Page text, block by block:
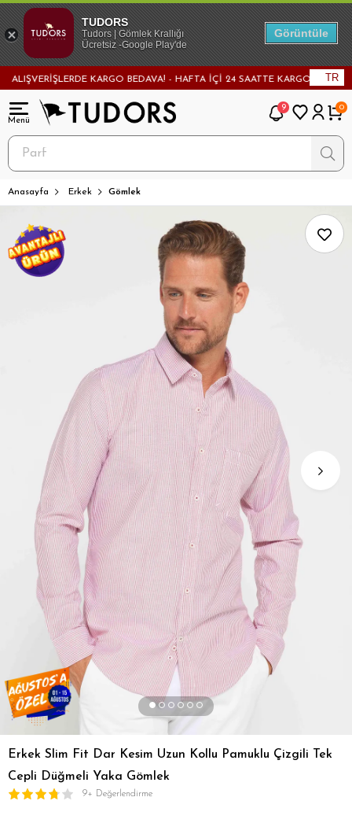
KARGO BEDAVA! - HAFTA İÇİ 24 SAATTE KARGODA! - TR
9 0
Anasayfa Erkek Gömlek
Erkek Slim Fit Dar Kesim Uzun Kollu Pamuklu Çizgili Tek
Cepli Düğmeli Yaka Gömlek
9+ Değerlendirme
TUDORS
Tudors | Gömlek Krallığı
Ücretsiz -Google Play'de
Görüntüle